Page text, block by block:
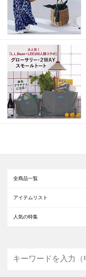
全商品一覧
アイテムリスト
人気の特集